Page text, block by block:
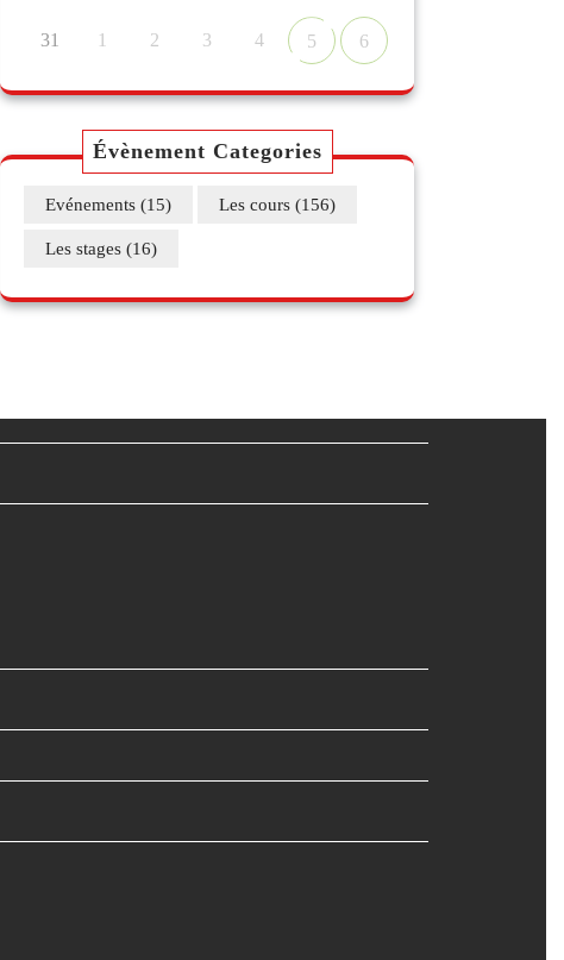
31 1 2 3 4 5 6
Évènement Categories
Evénements (15) Les cours (156)
Les stages (16)